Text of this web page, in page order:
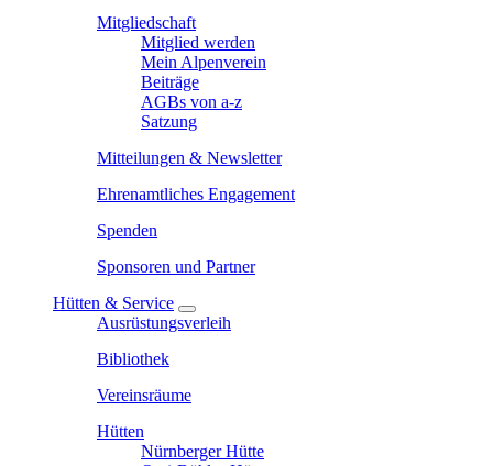
Mitgliedschaft
Mitglied werden
Mein Alpenverein
Beiträge
AGBs von a-z
Satzung
Mitteilungen & Newsletter
Ehrenamtliches Engagement
Spenden
Sponsoren und Partner
Hütten & Service
Ausrüstungsverleih
Bibliothek
Vereinsräume
Hütten
Nürnberger Hütte